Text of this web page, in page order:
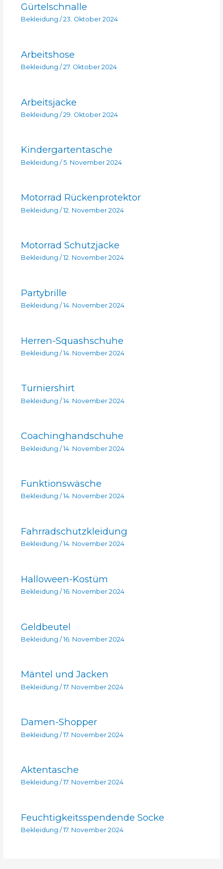
Gürtelschnalle
Bekleidung / 23. Oktober 2024
Arbeitshose
Bekleidung / 27. Oktober 2024
Arbeitsjacke
Bekleidung / 29. Oktober 2024
Kindergartentasche
Bekleidung / 5. November 2024
Motorrad Rückenprotektor
Bekleidung /12. November 2024
Motorrad Schutzjacke
Bekleidung / 12. November 2024
Partybrille
Bekleidung / 14. November 2024
Herren-Squashschuhe
Bekleidung / 14. November 2024
Turniershirt
Bekleidung / 14. November 2024
Coachinghandschuhe
Bekleidung /14. November 2024
Funktionswäsche
Bekleidung / 14. November 2024
Fahrradschutzkleidung
Bekleidung / 14. November 2024
Halloween-Kostüm
Bekleidung / 16. November 2024
Geldbeutel
Bekleidung / 16. November 2024
Mäntel und Jacken
Bekleidung /17. November 2024
Damen-Shopper
Bekleidung /17. November 2024
Aktentasche
Bekleidung / 17. November 2024
Feuchtigkeitsspendende Socke
Bekleidung / 17. November 2024